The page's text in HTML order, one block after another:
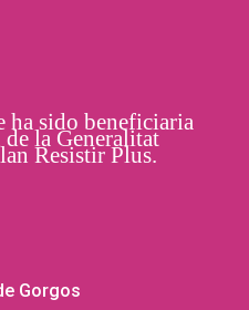
sido beneficiaria
la Generalitat
Resistir Plus.
Gorgos